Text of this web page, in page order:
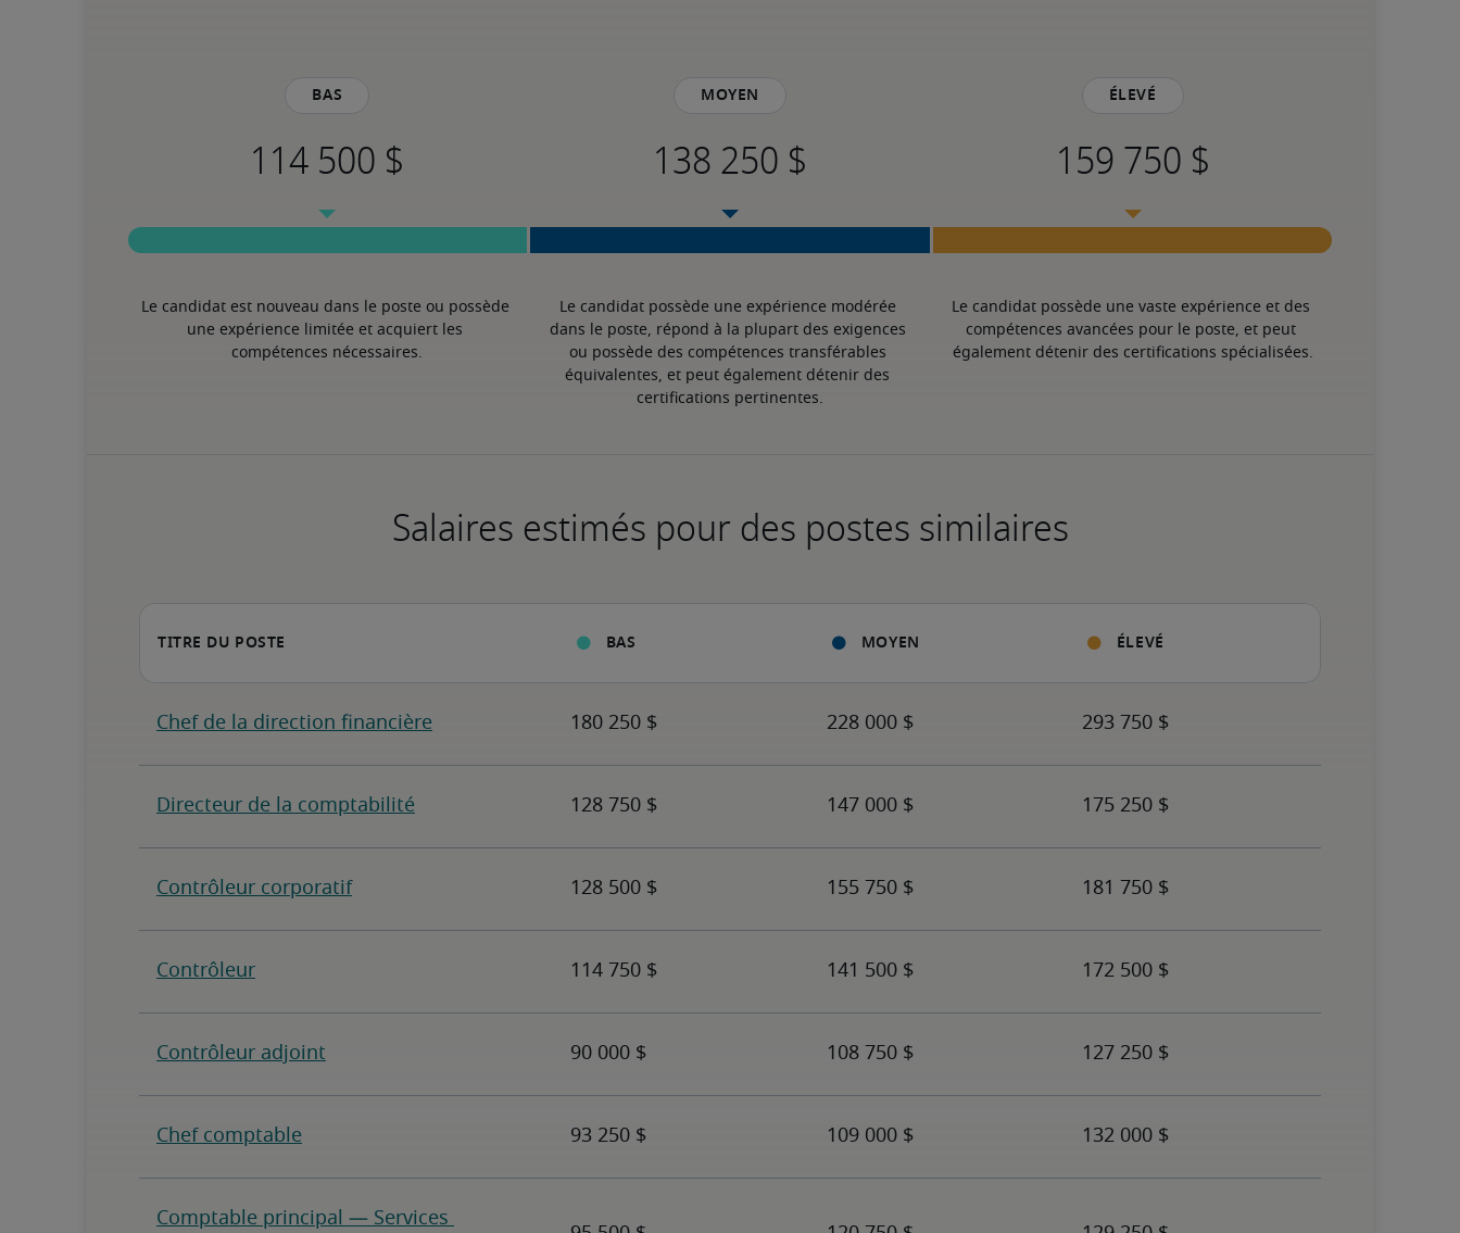
Bas
Le candidat est nouveau dans le poste ou possède
une expérience limitée et acquiert les
compétences nécessaires.
Moyen
Le candidat possède une expérience modérée
dans le poste, répond à la plupart des exigences
ou possède des compétences transférables
équivalentes, et peut également détenir des
certifications pertinentes.
Élevé
Le candidat possède une vaste expérience et des
compétences avancées pour le poste, et peut
également détenir des certifications spécialisées.
Salaires estimés pour des postes similaires